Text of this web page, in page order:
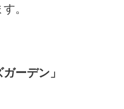
。
ーデン」